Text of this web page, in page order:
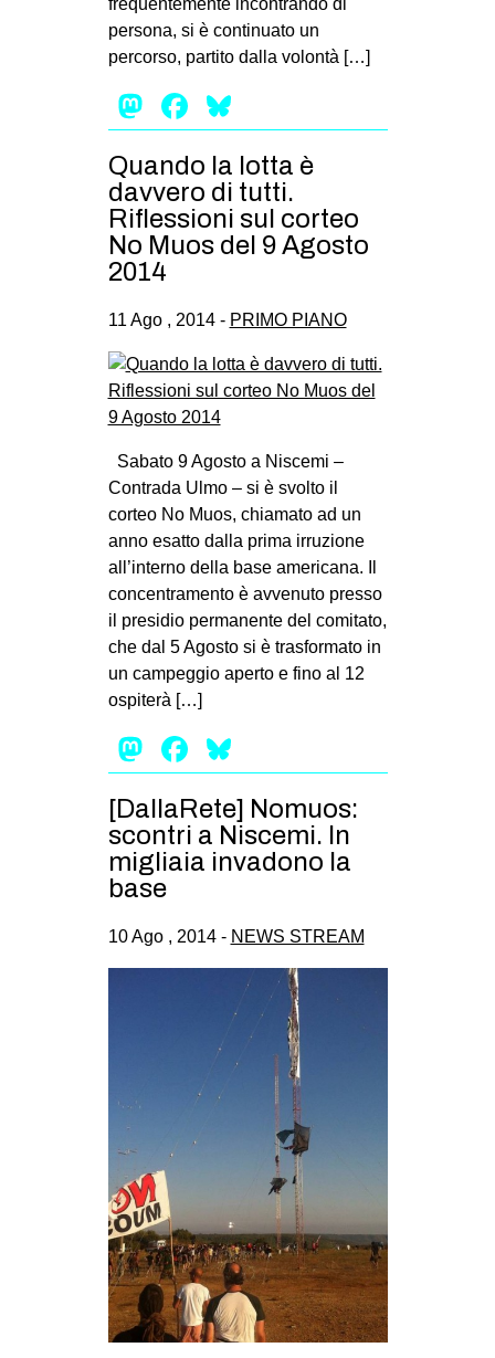
frequentemente incontrando di
persona, si è continuato un
percorso, partito dalla volontà […]
Mastodon
Facebook
Quando la lotta è
davvero di tutti.
Riflessioni sul corteo
No Muos del 9 Agosto
2014
11 Ago , 2014 - PRIMO PIANO
Sabato 9 Agosto a Niscemi –
Contrada Ulmo – si è svolto il
corteo No Muos, chiamato ad un
anno esatto dalla prima irruzione
all’interno della base americana. Il
concentramento è avvenuto presso
il presidio permanente del comitato,
che dal 5 Agosto si è trasformato in
un campeggio aperto e fino al 12
ospiterà […]
Mastodon
Facebook
[DallaRete] Nomuos:
scontri a Niscemi. In
migliaia invadono la
base
10 Ago , 2014 - NEWS STREAM